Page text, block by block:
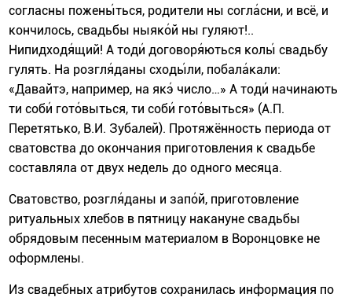
согласны пожены́ться, родители ны согла́сни, и всё, и
кончилось, свадьбы ныяко́й ны гуляют!..
Нипидходя́щий! А тоди́ договоря́ються колы́ свадьбу
гулять. На розгля́даны сходы́ли, побала́кали:
«Давайтэ, например, на якэ́ число…» А тоди́ начинають
ти соби́ гото́выться, ти соби́ гото́выться» (А.П.
Перетятько, В.И. Зубалей). Протяжённость периода от
сватовства до окончания приготовления к свадьбе
составляла от двух недель до одного месяца.
Сватовство, розгля́даны и запо́й, приготовление
ритуальных хлебов в пятницу накануне свадьбы
обрядовым песенным материалом в Воронцовке не
оформлены.
Из свадебных атрибутов сохранилась информация по